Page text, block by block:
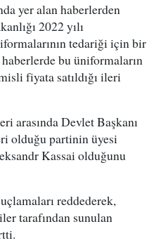
yer alan haberlerden
2022 yılı
tedariği için bir
bu üniformaların
fiyata satıldığı ileri
arasında Devlet Başkanı
olduğu partinin üyesi
Kassai olduğunu
reddederek,
tarafından sunulan